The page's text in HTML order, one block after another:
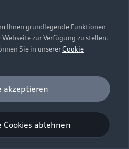
Data Act
allen Abbildungen auf dieser
Ihnen grundlegende Funktionen
zur Verfügung zu stellen.
Sie in unsererCookie
Informationen
genutzt wird (z. B.
Diese Cookies
Webseite verwendet.
Cookies ablehnen
akzeptieren